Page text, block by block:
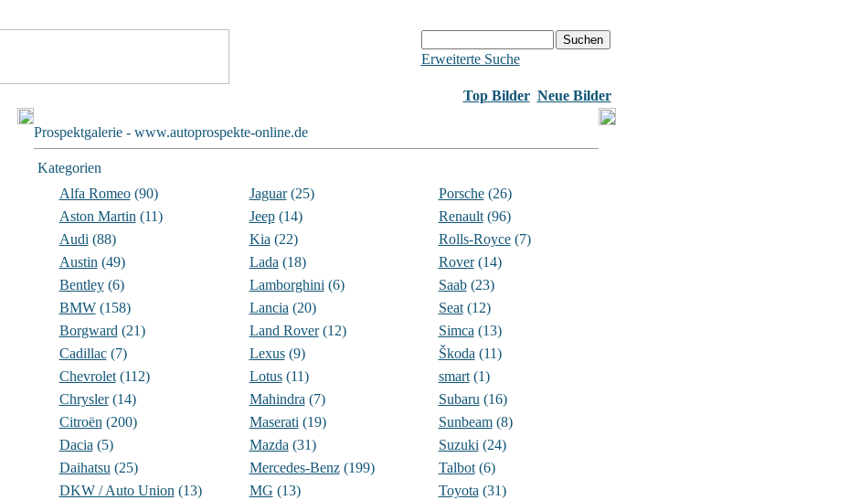
Erweiterte Suche
Top Bilder Neue Bilder
Prospektgalerie - www.autoprospekte-online.de
Kategorien
Alfa Romeo(90)
Aston Martin (11)
Audi (88)
Austin (49)
Bentley(6)
BMW(158)
Borgward (21)
Cadillac(7)
Chevrolet(112)
Chrysler(14)
Citroën (200)
Dacia (5)
Daihatsu (25)
DKW / Auto Union (13)
Jaguar(25)
Jeep(14)
Kia (22)
Lada (18)
Lamborghini (6)
Lancia (20)
Land Rover(12)
Lexus(9)
Lotus(11)
Mahindra (7)
Maserati (19)
Mazda (31)
Mercedes-Benz(199)
MG (13)
Porsche(26)
Renault(96)
Rolls-Royce(7)
Rover(14)
Saab(23)
Seat(12)
Simca (13)
Škoda (11)
smart(1)
Subaru (16)
Sunbeam(8)
Suzuki (24)
Talbot(6)
Toyota (31)